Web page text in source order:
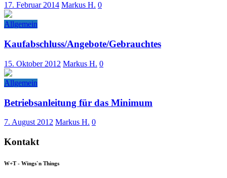
17. Februar 2014 Markus H. 0
Allgemein
Kaufabschluss/Angebote/Gebrauchtes
15. Oktober 2012 Markus H. 0
Allgemein
Betriebsanleitung für das Minimum
7. August 2012 Markus H. 0
Kontakt
W+T- Wings`n Things